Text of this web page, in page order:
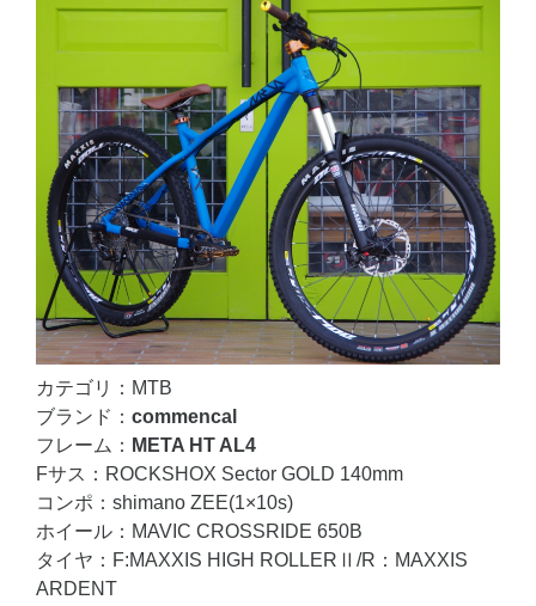
カテゴリ：MTB
ブランド： commencal
フレーム： META HT AL4
Fサス：ROCKSHOX Sector GOLD 140mm
コンポ：shimano ZEE(1×10s)
ホイール：MAVIC CROSSRIDE 650B
タイヤ：F:MAXXIS HIGH ROLLERⅡ/R：MAXXIS
ARDENT